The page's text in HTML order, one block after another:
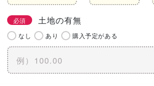
必須 土地の有無
なし あり 購入予定がある